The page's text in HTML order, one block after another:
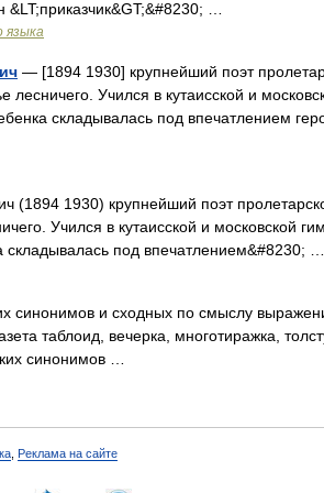
…
языка
— [1894 1930] крупнейший поэт
лесничего. Учился в кутаисской и
складывалась под впечатлением
1930) крупнейший поэт
Учился в кутаисской и московской
под впечатлением&#8230; …
синонимов и сходных по смыслу
таблоид, вечерка, многотиражка,
синонимов …
Реклама на сайте